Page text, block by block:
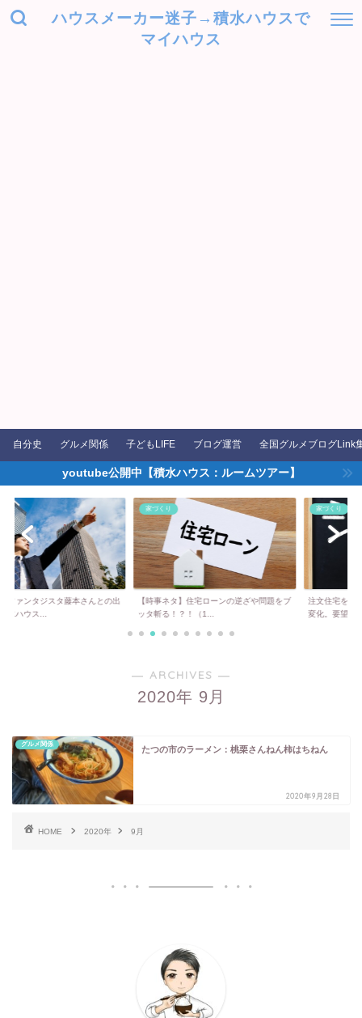
ハウスメーカー迷子→積水ハウスで
マイハウス
自分史 グルメ関係 子どもLIFE ブログ運営 全国グルメブログLink
youtube公開中【積水ハウス：ルームツアー】
ジスタ藤本さんとの出
家づくり
【時事ネタ】住宅ローンの逆ざや問題をブ
ッタ斬る！？！（1...
家づくり
注文住宅を購入する上
変化。要望を伝える...
― ARCHIVES ―
2020年 9月
グルメ関係
たつの市のラーメン：桃栗さんねん柿はちねん
2020年9月28日
HOME 2020年 9月